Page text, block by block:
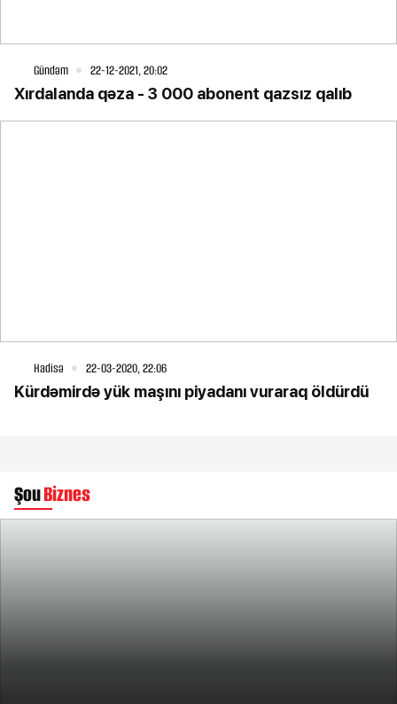
Gündəm 22-12-2021, 20:02
Xırdalanda qəza - 3 000 abonent qazsız qalıb
Hadisə 22-03-2020, 22:06
Kürdəmirdə yük maşını piyadanı vuraraq öldürdü
ŞouBiznes